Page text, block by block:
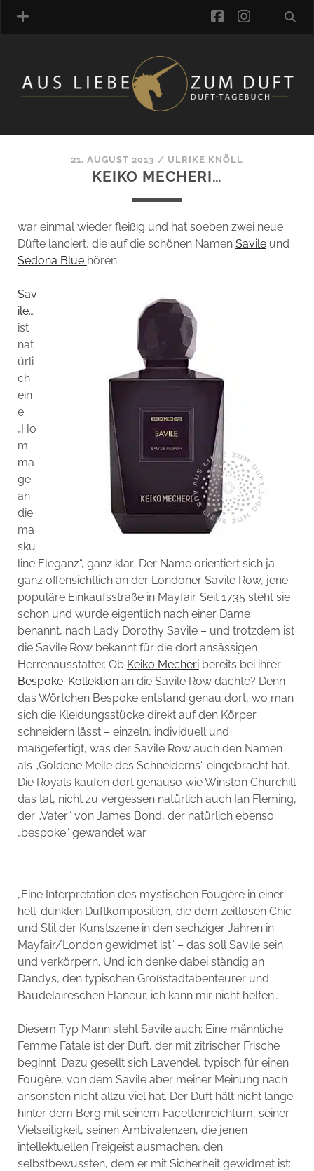
MANUFAKTUREN
DUFTNOTEN
SCHLAGWORTE
LINK-SAMMLUNG
ARTIKEL-ARCHIV
ONLINE-SHOP
facebook
21. AUGUST 2013 / ULRIKE KNÖLL
KEIKO MECHERI…
war einmal wieder fleißig und hat soeben zwei neue
Düfte lanciert, die auf die schönen Namen Savileund
Sedona Blue hören.
Sav
ile…
ist
nat
ürli
ch
ein
e
„Ho
m
ma
ge
an
die
ma
sku
line Eleganz“, ganz klar: Der Name orientiert sich ja
ganz offensichtlich an der Londoner Savile Row, jene
populäre Einkaufsstraße in Mayfair. Seit 1735 steht sie
schon und wurde eigentlich nach einer Dame
benannt, nach Lady Dorothy Savile – und trotzdem ist
die Savile Row bekannt für die dort ansässigen
Herrenausstatter. Ob Keiko Mecheribereits bei ihrer
Bespoke-Kollektionan die Savile Row dachte? Denn
das Wörtchen Bespoke entstand genau dort, wo man
sich die Kleidungsstücke direkt auf den Körper
schneidern lässt – einzeln, individuell und
maßgefertigt, was der Savile Row auch den Namen
als „Goldene Meile des Schneiderns“ eingebracht hat.
Die Royals kaufen dort genauso wie Winston Churchill
das tat, nicht zu vergessen natürlich auch Ian Fleming,
der „Vater“ von James Bond, der natürlich ebenso
„bespoke“ gewandet war.
„Eine Interpretation des mystischen Fougère in einer
hell-dunklen Duftkomposition, die dem zeitlosen Chic
und Stil der Kunstszene in den sechziger Jahren in
Mayfair/London gewidmet ist“ – das soll Savile sein
und verkörpern. Und ich denke dabei ständig an
Dandys, den typischen Großstadtabenteurer und
Baudelaireschen Flaneur, ich kann mir nicht helfen…
Diesem Typ Mann steht Savile auch: Eine männliche
Femme Fatale ist der Duft, der mit zitrischer Frische
beginnt. Dazu gesellt sich Lavendel, typisch für einen
Fougère, von dem Savile aber meiner Meinung nach
ansonsten nicht allzu viel hat. Der Duft hält nicht lange
hinter dem Berg mit seinem Facettenreichtum, seiner
Vielseitigkeit, seinen Ambivalenzen, die jenen
intellektuellen Freigeist ausmachen, den
selbstbewussten, dem er mit Sicherheit gewidmet ist: